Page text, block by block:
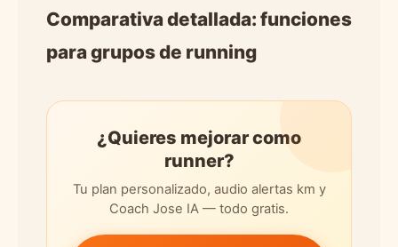
Comparativa detallada: funciones
para grupos de running
¿Quieres mejorar como
runner?
Tu plan personalizado, audio alertas km y
Coach Jose IA — todo gratis.